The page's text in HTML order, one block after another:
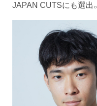
JAPAN CUTSにも選出。